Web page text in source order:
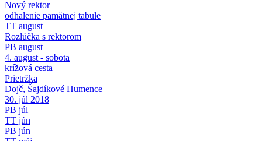
Nový rektor
odhalenie pamätnej tabule
TT august
Rozlúčka s rektorom
PB august
4. august - sobota
krížová cesta
Prietržka
Dojč, Šajdíkové Humence
30. júl 2018
PB júl
TT jún
PB jún